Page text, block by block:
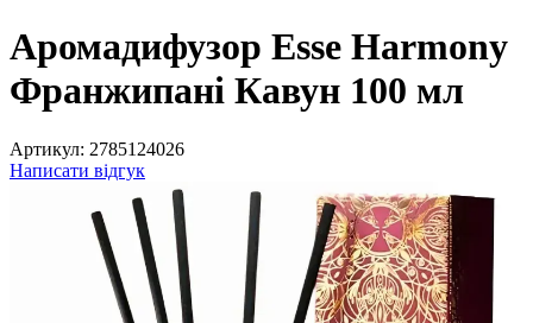
Аромадифузор Esse Harmony
Франжипані Кавун 100 мл
Артикул: 2785124026
Написати відгук